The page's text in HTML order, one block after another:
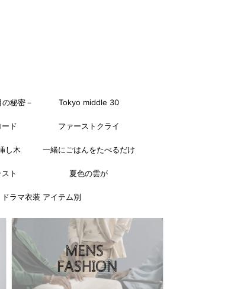
秘密－ Tokyo middle 30
ド ファーストクライ
し木 一緒にごはんをたべるだけ
ト 夏色の雲が
ドラマ衣装 アイテム別